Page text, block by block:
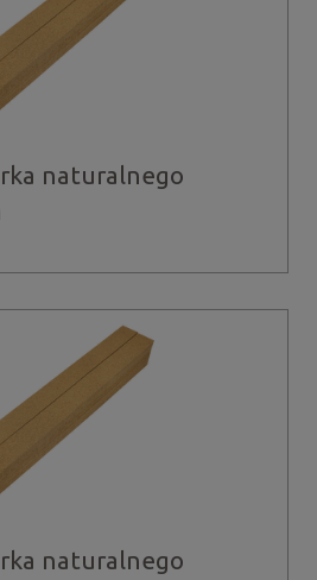
naturalnego
naturalnego